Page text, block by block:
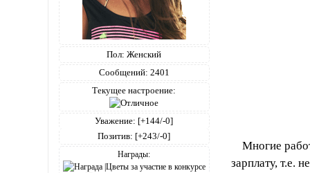
Пол: Женский
Сообщений: 2401
Текущее настроение:
Уважение: [+144/-0]
Позитив: [+243/-0]
Награды:
Многие
зарплату, т.е.